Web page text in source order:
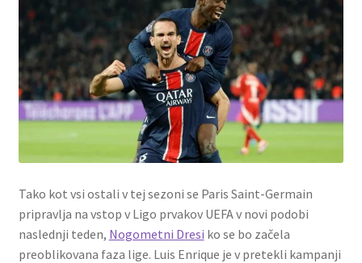
Tako kot vsi ostali v tej sezoni se Paris Saint-Germain
pripravlja na vstop v Ligo prvakov UEFA v novi podobi
naslednji teden, Nogometni Dresi ko se bo začela
preoblikovana faza lige. Luis Enrique je v pretekli kampanji